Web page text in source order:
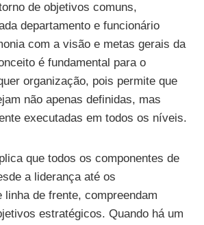
de objetivos comuns,
departamento e funcionário
com a visão e metas gerais da
é fundamental para o
organização, pois permite que
não apenas definidas, mas
executadas em todos os níveis.
que todos os componentes de
a liderança até os
linha de frente, compreendam
estratégicos. Quando há um